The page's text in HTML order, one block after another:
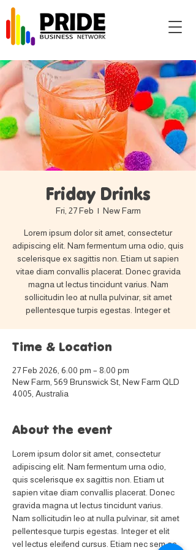
Friday Drinks
Fri, 27 Feb
  |
New Farm
Lorem ipsum dolor sit amet, consectetur
adipiscing elit. Nam fermentum urna odio, quis
scelerisque ex sagittis non. Etiam ut sapien
vitae diam convallis placerat. Donec gravida
magna ut lectus tincidunt varius. Nam
sollicitudin leo at nulla pulvinar, sit amet
pellentesque turpis egestas. Integer et
Time & Location
27 Feb 2026, 6:00 pm – 8:00 pm
New Farm, 569 Brunswick St, New Farm QLD
4005, Australia
About the event
Lorem ipsum dolor sit amet, consectetur
adipiscing elit. Nam fermentum urna odio,
quis scelerisque ex sagittis non. Etiam ut
sapien vitae diam convallis placerat. Donec
gravida magna ut lectus tincidunt varius.
Nam sollicitudin leo at nulla pulvinar, sit amet
pellentesque turpis egestas. Integer et elit
vel lectus eleifend cursus. Etiam nec sem ac